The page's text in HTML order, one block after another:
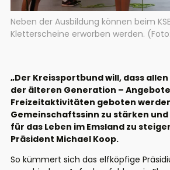
Neben der Ausbildung können beim
Kletterscheine erworben werden.
„Der Kreissportbund will, dass
der älteren Generation –
Freizeitaktivitäten geboten
Gemeinschaftssinn zu stärken
für das Leben im Emsland zu
Präsident Michael Koop.
So kümmert sich das elfköpfige